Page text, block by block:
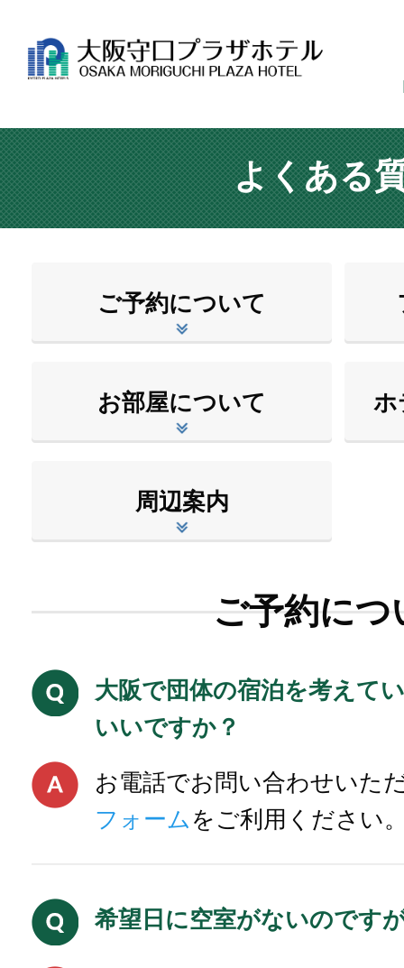
よくある
ご予約について
お部屋について ホ
周辺案内
ご予約につ
大阪で団体の宿泊を考えて
いいですか？
お電話でお問い合わせいた
フォーム をご利用ください
希望日に空室がないのです